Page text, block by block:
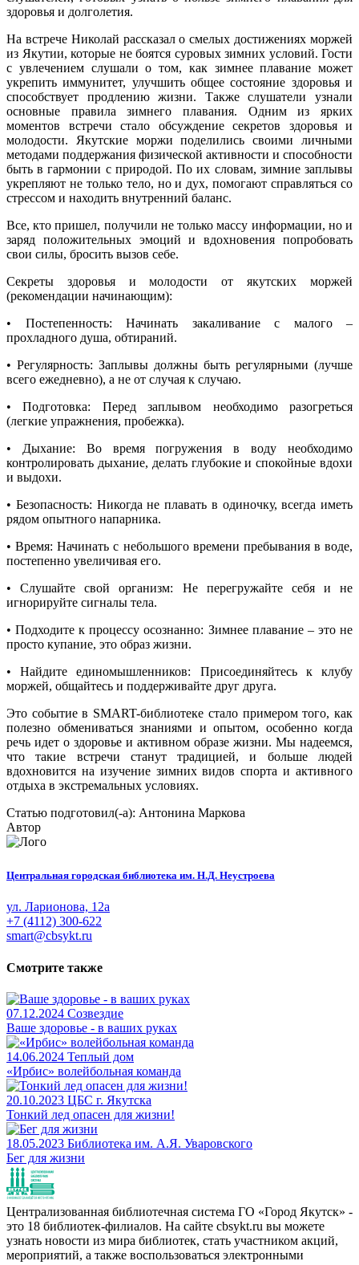
здоровья и долголетия.
На встрече Николай рассказал о смелых достижениях моржей
из Якутии, которые не боятся суровых зимних условий. Гости
с увлечением слушали о том, как зимнее плавание может
укрепить иммунитет, улучшить общее состояние здоровья и
способствует продлению жизни. Также слушатели узнали
основные правила зимнего плавания. Одним из ярких
моментов встречи стало обсуждение секретов здоровья и
молодости. Якутские моржи поделились своими личными
методами поддержания физической активности и способности
быть в гармонии с природой. По их словам, зимние заплывы
укрепляют не только тело, но и дух, помогают справляться со
стрессом и находить внутренний баланс.
Все, кто пришел, получили не только массу информации, но и
заряд положительных эмоций и вдохновения попробовать
свои силы, бросить вызов себе.
Секреты здоровья и молодости от якутских моржей
(рекомендации начинающим):
• Постепенность: Начинать закаливание с малого –
прохладного душа, обтираний.
• Регулярность: Заплывы должны быть регулярными (лучше
всего ежедневно), а не от случая к случаю.
• Подготовка: Перед заплывом необходимо разогреться
(легкие упражнения, пробежка).
• Дыхание: Во время погружения в воду необходимо
контролировать дыхание, делать глубокие и спокойные вдохи
и выдохи.
• Безопасность: Никогда не плавать в одиночку, всегда иметь
рядом опытного напарника.
• Время: Начинать с небольшого времени пребывания в воде,
постепенно увеличивая его.
• Слушайте свой организм: Не перегружайте себя и не
игнорируйте сигналы тела.
• Подходите к процессу осознанно: Зимнее плавание – это не
просто купание, это образ жизни.
• Найдите единомышленников: Присоединяйтесь к клубу
моржей, общайтесь и поддерживайте друг друга.
Это событие в SMART-библиотеке стало примером того, как
полезно обмениваться знаниями и опытом, особенно когда
речь идет о здоровье и активном образе жизни. Мы надеемся,
что такие встречи станут традицией, и больше людей
вдохновится на изучение зимних видов спорта и активного
отдыха в экстремальных условиях.
Статью подготовил(-а): Антонина Маркова
Автор
Центральная городская библиотека им. Н.Д. Неустроева
ул. Ларионова, 12а
+7 (4112) 300-622
smart@cbsykt.ru
Смотрите также
07.12.2024 Созвездие
Ваше здоровье - в ваших руках
14.06.2024 Теплый дом
«Ирбис» волейбольная команда
20.10.2023 ЦБС г. Якутска
Тонкий лед опасен для жизни!
18.05.2023 Библиотека им. А.Я. Уваровского
Бег для жизни
Централизованная библиотечная система ГО «Город Якутск» -
это 18 библиотек-филиалов. На сайте cbsykt.ru вы можете
узнать новости из мира библиотек, стать участником акций,
мероприятий, а также воспользоваться электронными